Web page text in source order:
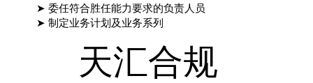
➤ 委任符合胜任能力要求的负责人员
➤ 制定业务计划及业务系列
天汇合规